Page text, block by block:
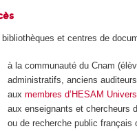
bibliothèques et centres de
à la communauté du Cnam
administratifs, anciens auditeurs
aux membres d’HESAM
aux enseignants et chercheurs
ou de recherche public français